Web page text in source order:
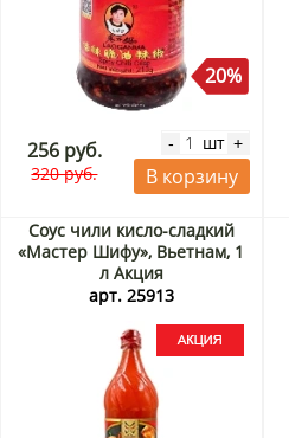
20%
256 руб.
320 руб.
- шт +
В корзину
Соус чили кисло-сладкий
«Мастер Шифу», Вьетнам, 1
л Акция
арт. 25913